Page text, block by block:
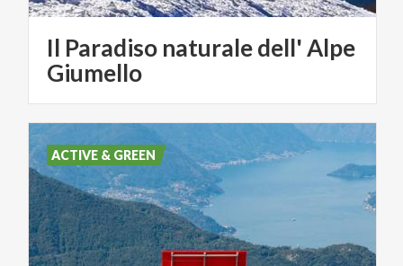
Il Paradiso naturale dell' Alpe
Giumello
ACTIVE & GREEN